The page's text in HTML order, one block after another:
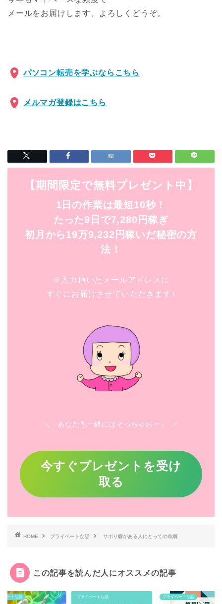
メールをお届けします、よろしくどうぞ。
パソコン転売を学ぶならこちら
メルマガ登録はこちら
【期間限定で無料プレゼント中】
1日の作業は最短10秒！
たった9日で7,280円稼ぎ
初月から19万9,232円稼いだ秘密の方
法！
※入力頂いたメールアドレスに
すぐにお届けさせていただきます♪
＼ あなたも一緒にぱそっちゃおー♪ ／
今すぐプレゼントを受け
取る
HOME プライベートな話 サボり癖がある人にとっての命綱
この記事を読んだ人にオススメの記事
ベートな話 プライベートな話 プライベートな話